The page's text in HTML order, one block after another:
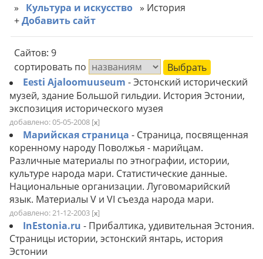
» Культура и искусство » История
+Добавить сайт
Сайтов: 9
сортировать по
Eesti Ajaloomuuseum - Эстонский исторический
музей, здание Большой гильдии. История Эстонии,
экспозиция исторического музея
добавлено: 05-05-2008 [x]
Марийская страница - Страница, посвященная
коренному народу Поволжья - марийцам.
Различные материалы по этнографии, истории,
культуре народа мари. Статистические данные.
Национальные организации. Луговомарийский
язык. Материалы V и VI съезда народа мари.
добавлено: 21-12-2003 [x]
InEstonia.ru - Прибалтика, удивительная Эстония.
Страницы истории, эстонский янтарь, история
Эстонии